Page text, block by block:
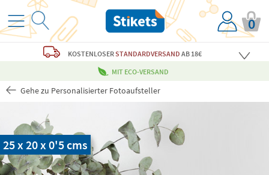
0
KOSTENLOSERSTANDARDVERSAND AB 18€
MIT ECO-VERSAND
Gehe zu Personalisierter Fotoaufsteller
25 x 20 x 0'5 cms